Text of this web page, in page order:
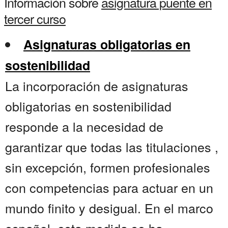
tercer curso
Asignaturas obligatorias en
sostenibilidad
La incorporación de asignaturas
obligatorias en sostenibilidad
responde a la necesidad de
garantizar que todas las titulaciones ,
sin excepción, formen profesionales
con competencias para actuar en un
mundo finito y desigual. En el marco